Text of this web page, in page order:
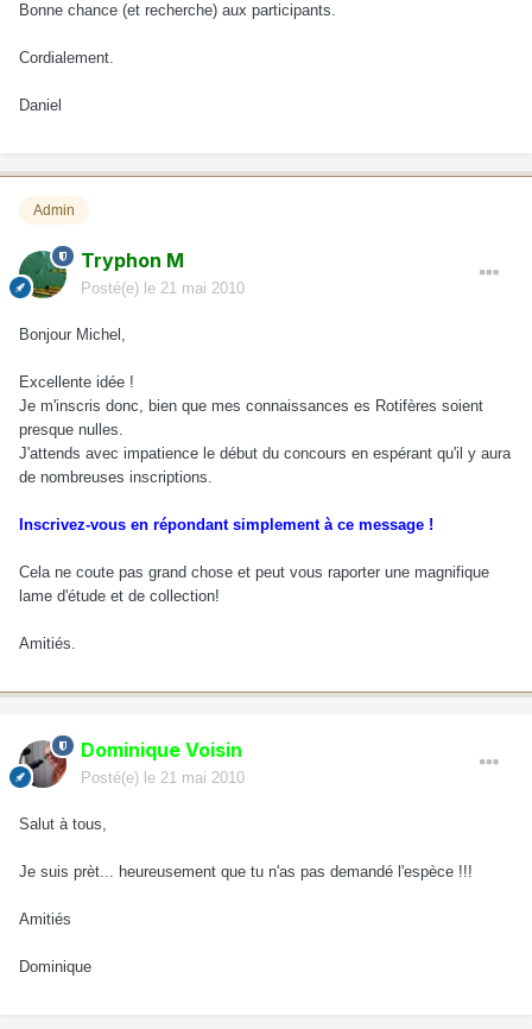
Bonne chance (et recherche) aux participants.
Cordialement.
Daniel
Admin
Tryphon M
Posté(e) le 21 mai 2010
Bonjour Michel,
Excellente idée !
Je m'inscris donc, bien que mes connaissances es Rotifères soient
presque nulles.
J'attends avec impatience le début du concours en espérant qu'il y aura
de nombreuses inscriptions.
Inscrivez-vous en répondant simplement à ce message !
Cela ne coute pas grand chose et peut vous raporter une magnifique
lame d'étude et de collection!
Amitiés.
Dominique Voisin
Posté(e) le 21 mai 2010
Salut à tous,
Je suis prèt... heureusement que tu n'as pas demandé l'espèce !!!
Amitiés
Dominique